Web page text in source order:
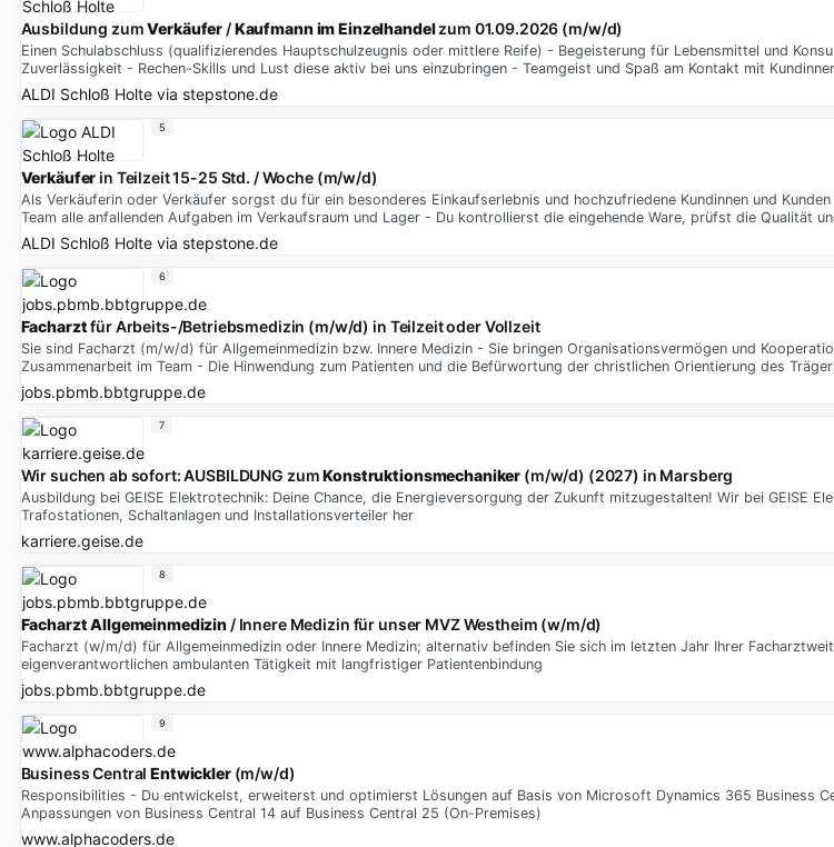
Ausbildung zumVerkäufer /KaufmannimEinzelhandelzum 01.09.2026 (m/w/d)
Einen Schulabschluss (qualifizierendes Hauptschulzeugnis oder mittlere Reife) - Begeisterung für Lebensmittel und
Zuverlässigkeit - Rechen-Skills und Lust diese aktiv bei uns einzubringen - Teamgeist und Spaß am Kontakt mit
ALDI Schloß Holtevia stepstone.de
Verkäuferin Teilzeit 15-25 Std. / Woche (m/w/d)
Als Verkäuferin oder Verkäufer sorgst du für ein besonderes Einkaufserlebnis und hochzufriedene Kundinnen und
Team alle anfallenden Aufgaben im Verkaufsraum und Lager - Du kontrollierst die eingehende Ware, prüfst die Qualität
ALDI Schloß Holtevia stepstone.de
5
Facharztfür Arbeits-/Betriebsmedizin (m/w/d) in Teilzeit oder Vollzeit
Sie sind Facharzt (m/w/d) für Allgemeinmedizin bzw. Innere Medizin - Sie bringen Organisationsvermögen und
Zusammenarbeit im Team - Die Hinwendung zum Patienten und die Befürwortung der christlichen Orientierung des
jobs.pbmb.bbtgruppe.de
6
Wir suchen ab sofort: AUSBILDUNG zumKonstruktionsmechaniker (m/w/d) (2027) in Marsberg
Ausbildung bei GEISE Elektrotechnik: Deine Chance, die Energieversorgung der Zukunft mitzugestalten! Wir bei GEISE
Trafostationen, Schaltanlagen und Installationsverteiler her
karriere.geise.de
7
FacharztAllgemeinmedizin / Innere Medizin für unser MVZ Westheim (w/m/d)
Facharzt (w/m/d) für Allgemeinmedizin oder Innere Medizin; alternativ befinden Sie sich im letzten Jahr Ihrer
eigenverantwortlichen ambulanten Tätigkeit mit langfristiger Patientenbindung
jobs.pbmb.bbtgruppe.de
8
Business CentralEntwickler(m/w/d)
Responsibilities - Du entwickelst, erweiterst und optimierst Lösungen auf Basis von Microsoft Dynamics 365 Business
Anpassungen von Business Central 14 auf Business Central 25 (On-Premises)
www.alphacoders.de
9